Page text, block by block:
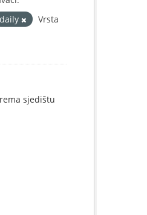
daily
Vrsta
sjedištu